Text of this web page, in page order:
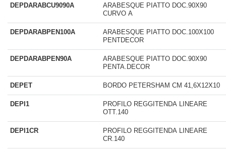
DEPDARABCU9090A
ARABESQUE PIATTO DOC.90X90
CURVO A
DEPDARABPEN100A
ARABESQUE PIATTO DOC.100X100
PENTDECOR
DEPDARABPEN90A
ARABESQUE PIATTO DOC.90X90
PENTA.DECOR
DEPET BORDO PETERSHAM CM 41,6X12X10
DEPI1
PROFILO REGGITENDA LINEARE
OTT.140
DEPI1CR
PROFILO REGGITENDA LINEARE
CR.140